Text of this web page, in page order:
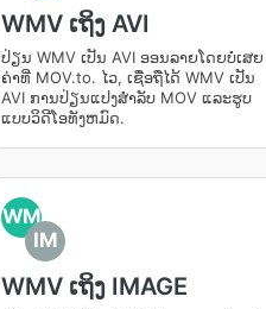
WMV ເຖິງ AVI
ປ່ຽນ WMV ເປັນ AVI ອອນລາຍໂດຍບໍ່ເສຍ
ຄ່າທີ່ MOV.to. ໄວ, ເຊື່ອຖືໄດ້ WMV ເປັນ
AVI ການປ່ຽນແປງສໍາລັບ MOV ແລະຮູບ
ແບບວິດີໂອທັງຫມົດ.
WM
IM
WMV ເຖິງ IMAGE